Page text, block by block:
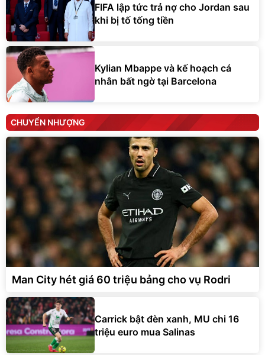
FIFA lập tức trả nợ cho Jordan sau
khi bị tố tống tiền
Kylian Mbappe và kế hoạch cá
nhân bất ngờ tại Barcelona
CHUYỂN NHƯỢNG
Man City hét giá 60 triệu bảng cho vụ Rodri
Carrick bật đèn xanh, MU chi 16
triệu euro mua Salinas